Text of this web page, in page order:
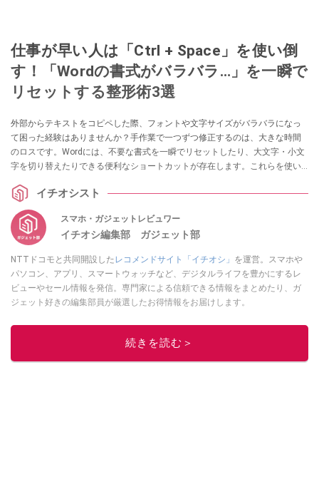
仕事が早い人は「Ctrl + Space」を使い倒
す！「Wordの書式がバラバラ…」を一瞬で
リセットする整形術3選
外部からテキストをコピペした際、フォントや文字サイズがバラバラになっ
て困った経験はありませんか？手作業で一つずつ修正するのは、大きな時間
のロスです。Wordには、不要な書式を一瞬でリセットしたり、大文字・小文
字を切り替えたりできる便利なショートカットが存在します。これらを使い
イチオシスト
スマホ・ガジェットレビュワー
イチオシ編集部 ガジェット部
NTTドコモと共同開設した レコメンドサイト「イチオシ」 を運営。スマホや
パソコン、アプリ、スマートウォッチなど、デジタルライフを豊かにするレ
ビューやセール情報を発信。専門家による信頼できる情報をまとめたり、ガ
ジェット好きの編集部員が厳選したお得情報をお届けします。
このイチオシストの他の記事を読む
続きを読む＞